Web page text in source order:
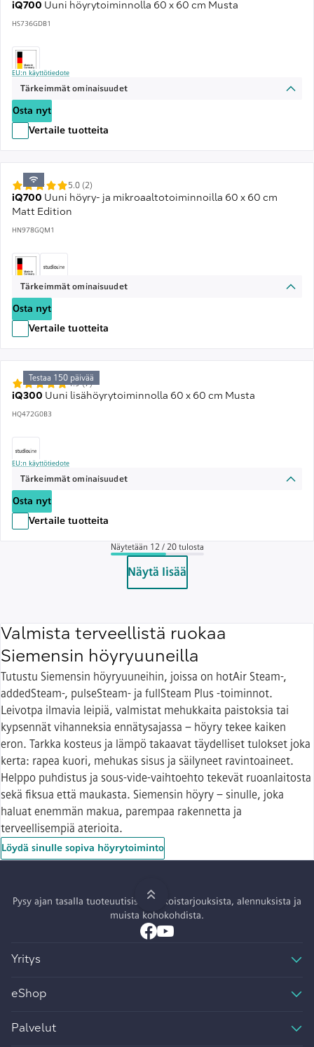
iQ700 Uuni höyrytoiminnolla 60 x 60 cm Musta
HS736GDB1
EU:n käyttötiedote
Tärkeimmät ominaisuudet
Osta nyt
Vertaile tuotteita
iQ700 Uuni höyry- ja mikroaaltotoiminnoilla 60 x 60 cm
Matt Edition
HN978GQM1
5.0 (2)
Tärkeimmät ominaisuudet
Osta nyt
Vertaile tuotteita
iQ300 Uuni lisähöyrytoiminnolla 60 x 60 cm Musta
HQ472G0B3
4.9 (7)
Testaa 150 päivää
EU:n käyttötiedote
Tärkeimmät ominaisuudet
Osta nyt
Vertaile tuotteita
Näytetään 12 / 20 tulosta
Näytä lisää
Valmista terveellistä ruokaa
Siemensin höyryuuneilla
Tutustu Siemensin höyryuuneihin, joissa on hotAir Steam-,
addedSteam-, pulseSteam- ja fullSteam Plus -toiminnot.
Leivotpa ilmavia leipiä, valmistat mehukkaita paistoksia tai
kypsennät vihanneksia ennätysajassa – höyry tekee kaiken
eron. Tarkka kosteus ja lämpö takaavat täydelliset tulokset joka
kerta: rapea kuori, mehukas sisus ja säilyneet ravintoaineet.
Helppo puhdistus ja sous-vide-vaihtoehto tekevät ruoanlaitosta
sekä fiksua että maukasta. Siemensin höyry – sinulle, joka
haluat enemmän makua, parempaa rakennetta ja
terveellisempiä aterioita.
Löydä sinulle sopiva höyrytoiminto
Pysy ajan tasalla tuoteuutisista, erikoistarjouksista, alennuksista ja
muista kohokohdista.
Yritys
eShop
Palvelut